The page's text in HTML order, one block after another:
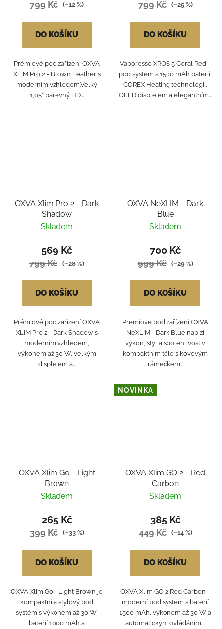
799 Kč (–12 %)
DO KOŠÍKU
Prémiové pod zařízení OXVA
XLIM Pro 2 - Brown Leather s
moderním vzhledem.Velký
1,05” barevný HD...
799 Kč (–25 %)
DO KOŠÍKU
Vaporesso XROS 5 Coral Red –
pod systém s 1500 mAh baterií,
COREX Heating technologií,
OLED displejem a elegantním...
OXVA Xlim Pro 2 - Dark
Shadow
Skladem
569 Kč
799 Kč (–28 %)
DO KOŠÍKU
Prémiové pod zařízení OXVA
XLIM Pro 2 - Dark Shadow s
moderním vzhledem,
výkonem až 30 W, velkým
displejem a...
OXVA NeXLIM - Dark
Blue
Skladem
700 Kč
999 Kč (–29 %)
DO KOŠÍKU
Prémiové pod zařízení OXVA
NeXLIM - Dark Blue nabízí
výkon, styl a spolehlivost v
kompaktním těle s kovovým
rámečkem...
OXVA Xlim Go - Light
Brown
Skladem
265 Kč
399 Kč (–33 %)
DO KOŠÍKU
OXVA Xlim Go - Light Brown je
kompaktní a stylový pod
systém s výkonem až 30 W,
baterií 1000 mAh a
NOVINKA
OXVA Xlim GO 2 - Red
Carbon
Skladem
385 Kč
449 Kč (–14 %)
DO KOŠÍKU
OXVA Xlim GO 2 Red Carbon –
moderní pod systém s baterií
1500 mAh, výkonem až 30 W a
automatickým ovládáním....